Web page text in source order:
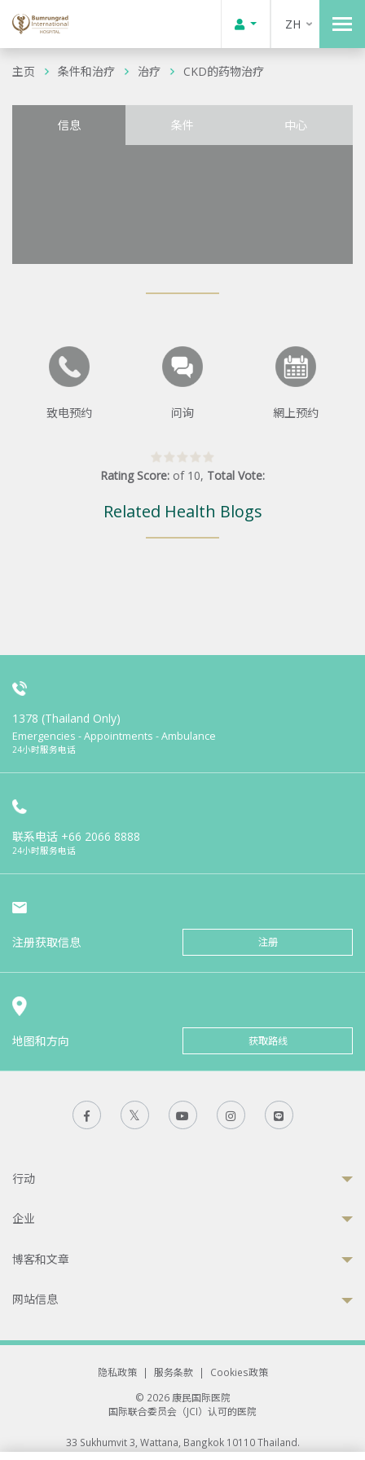
ZH
主页 条件和治疗 治疗 CKD的药物治疗
信息 条件 中心
致电预约 问询 網上预约
Rating Score: of 10, Total Vote:
Related Health Blogs
1378 (Thailand Only)
Emergencies - Appointments - Ambulance
24小时服务电话
联系电话 +66 2066 8888
24小时服务电话
注册获取信息 注册
地图和方向 获取路线
行动
企业
博客和文章
网站信息
隐私政策 | 服务条款 |
Cookies政策
© 2026 康民国际医院
国际联合委员会（JCI）认可的医院
33 Sukhumvit 3, Wattana, Bangkok 10110 Thailand.
All rights reserved.